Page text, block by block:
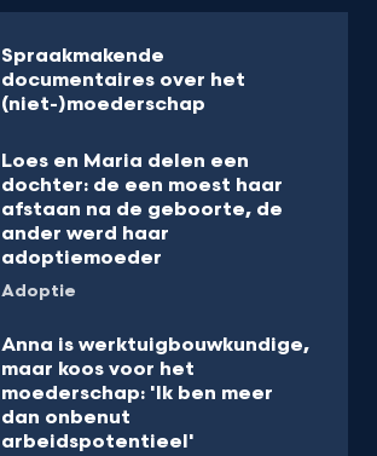
Spraakmakende
documentaires over het
(niet-)moederschap
Loes en Maria delen een
dochter: de een moest haar
afstaan na de geboorte, de
ander werd haar
adoptiemoeder
Adoptie
Anna is werktuigbouwkundige,
maar koos voor het
moederschap: 'Ik ben meer
dan onbenut
arbeidspotentieel'